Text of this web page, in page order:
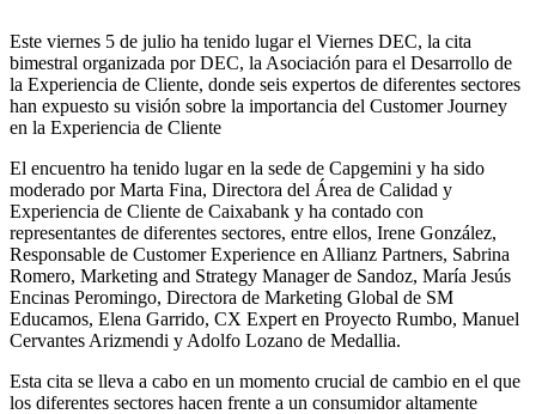
Este viernes 5 de julio ha tenido lugar el Viernes DEC, la cita
bimestral organizada por DEC, la Asociación para el Desarrollo de
la Experiencia de Cliente, donde seis expertos de diferentes sectores
han expuesto su visión sobre la importancia del Customer Journey
en la Experiencia de Cliente
El encuentro ha tenido lugar en la sede de Capgemini y ha sido
moderado por Marta Fina, Directora del Área de Calidad y
Experiencia de Cliente de Caixabank y ha contado con
representantes de diferentes sectores, entre ellos, Irene González,
Responsable de Customer Experience en Allianz Partners, Sabrina
Romero, Marketing and Strategy Manager de Sandoz, María Jesús
Encinas Peromingo, Directora de Marketing Global de SM
Educamos, Elena Garrido, CX Expert en Proyecto Rumbo, Manuel
Cervantes Arizmendi y Adolfo Lozano de Medallia.
Esta cita se lleva a cabo en un momento crucial de cambio en el que
los diferentes sectores hacen frente a un consumidor altamente